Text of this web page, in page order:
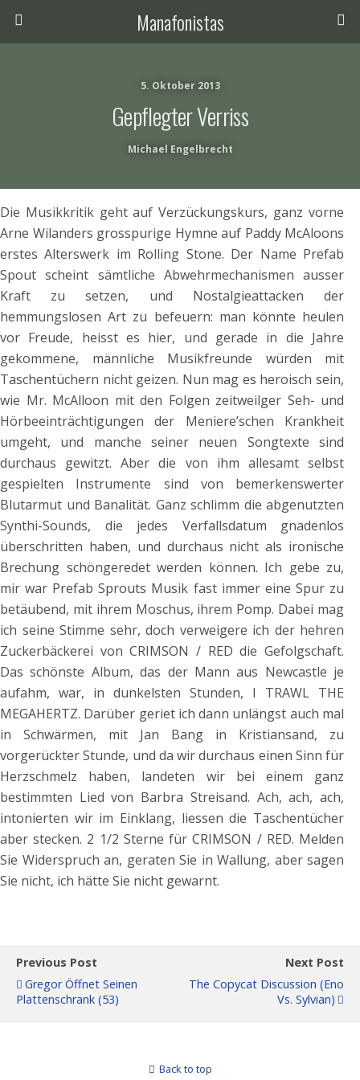
Manafonistas
5. Oktober 2013
Gepflegter Verriss
Michael Engelbrecht
Die Musikkritik geht auf Verzückungskurs, ganz vorne
Arne Wilanders grosspurige Hymne auf Paddy McAloons
erstes Alterswerk im Rolling Stone. Der Name Prefab
Spout scheint sämtliche Abwehrmechanismen ausser
Kraft zu setzen, und Nostalgieattacken der
hemmungslosen Art zu befeuern: man könnte heulen
vor Freude, heisst es hier, und gerade in die Jahre
gekommene, männliche Musikfreunde würden mit
Taschentüchern nicht geizen. Nun mag es heroisch sein,
wie Mr. McAlloon mit den Folgen zeitweilger Seh- und
Hörbeeinträchtigungen der Meniere’schen Krankheit
umgeht, und manche seiner neuen Songtexte sind
durchaus gewitzt. Aber die von ihm allesamt selbst
gespielten Instrumente sind von bemerkenswerter
Blutarmut und Banalität. Ganz schlimm die abgenutzten
Synthi-Sounds, die jedes Verfallsdatum gnadenlos
überschritten haben, und durchaus nicht als ironische
Brechung schöngeredet werden können. Ich gebe zu,
mir war Prefab Sprouts Musik fast immer eine Spur zu
betäubend, mit ihrem Moschus, ihrem Pomp. Dabei mag
ich seine Stimme sehr, doch verweigere ich der hehren
Zuckerbäckerei von CRIMSON / RED die Gefolgschaft.
Das schönste Album, das der Mann aus Newcastle je
aufahm, war, in dunkelsten Stunden, I TRAWL THE
MEGAHERTZ. Darüber geriet ich dann unlängst auch mal
in Schwärmen, mit Jan Bang in Kristiansand, zu
vorgerückter Stunde, und da wir durchaus einen Sinn für
Herzschmelz haben, landeten wir bei einem ganz
bestimmten Lied von Barbra Streisand. Ach, ach, ach,
intonierten wir im Einklang, liessen die Taschentücher
aber stecken. 2 1/2 Sterne für CRIMSON / RED. Melden
Sie Widerspruch an, geraten Sie in Wallung, aber sagen
Sie nicht, ich hätte Sie nicht gewarnt.
Previous Post
Gregor Öffnet Seinen
Plattenschrank (53)
Next Post
The Copycat Discussion (Eno
Vs. Sylvian)
Back to top